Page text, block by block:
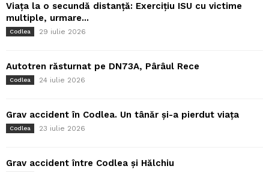
Viața la o secundă distanță: Exercițiu ISU cu victime
multiple, urmare...
Codlea 29 iulie 2026
Autotren răsturnat pe DN73A, Pârâul Rece
Codlea 24 iulie 2026
Grav accident în Codlea. Un tânăr și-a pierdut viața
Codlea 23 iulie 2026
Grav accident între Codlea și Hălchiu